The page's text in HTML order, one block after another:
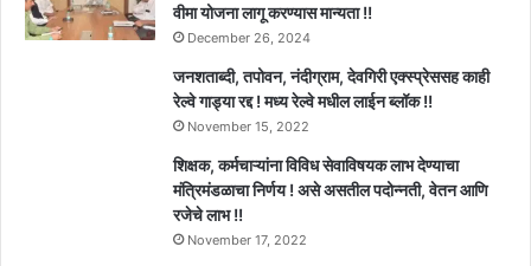
वीमा योजना लागू करण्यास मान्यता !!
December 26, 2024
जनशताब्दी, तपोवन, नंदीग्राम, देवगिरी एक्स्प्रेससह काही
रेल्वे गाड्या रद्द ! मध्य रेल्वे मधील लाईन ब्लॉक !!
November 15, 2022
शिक्षक, कर्मचाऱ्यांना विविध सेवाविषयक लाभ देण्याचा
मंत्रिमंडळाचा निर्णय ! असे असतील पदोन्नती, वेतन आणि
रजेचे लाभ !!
November 17, 2022